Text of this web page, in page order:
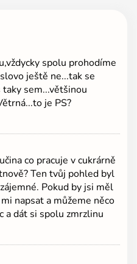
spolu prohodíme
ještě ne...tak se
sem...většinou
je PS?
co pracuje v cukrárně
Ten tvůj pohled byl
Pokud by jsi měl
napsat a můžeme něco
a dát si spolu zmrzlinu